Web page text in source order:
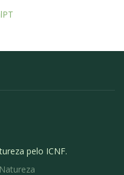
pelo ICNF.